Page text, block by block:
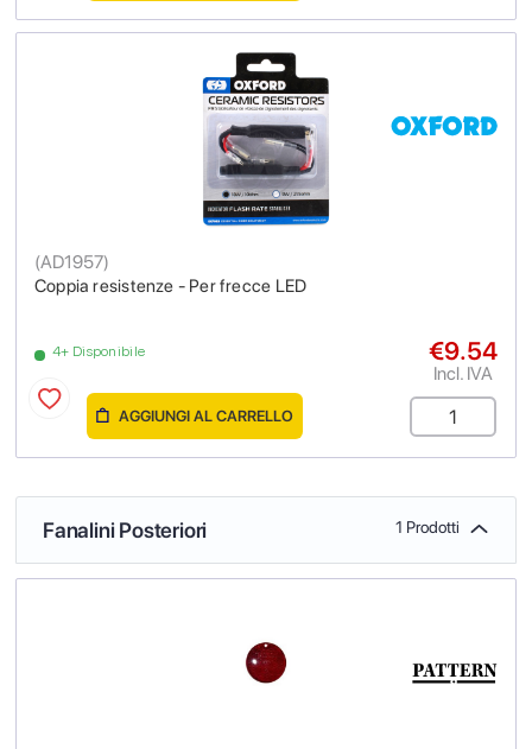
Coppia resistenze - Per frecce LED
(AD1957)
4+ Disponibile €9.54
Incl. IVA
AGGIUNGI AL CARRELLO
Fanalini Posteriori 1 Prodotti